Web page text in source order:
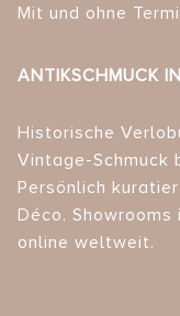
Mit und ohne
ANTIKSCHMUCK
Historische
Vintage-Schmuck
Persönlich
Déco. Showrooms
online weltweit.